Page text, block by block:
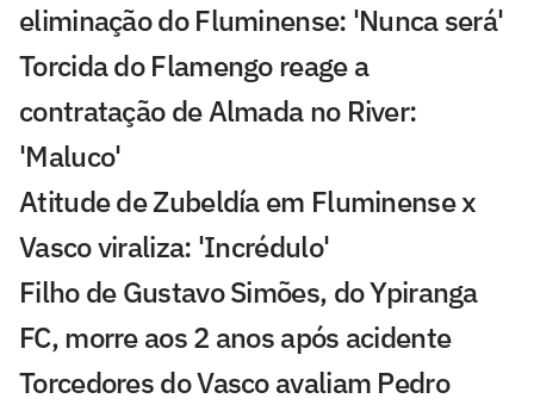
eliminação do Fluminense: 'Nunca será'
Torcida do Flamengo reage a
contratação de Almada no River:
'Maluco'
Atitude de Zubeldía em Fluminense x
Vasco viraliza: 'Incrédulo'
Filho de Gustavo Simões, do Ypiranga
FC, morre aos 2 anos após acidente
Torcedores do Vasco avaliam Pedro